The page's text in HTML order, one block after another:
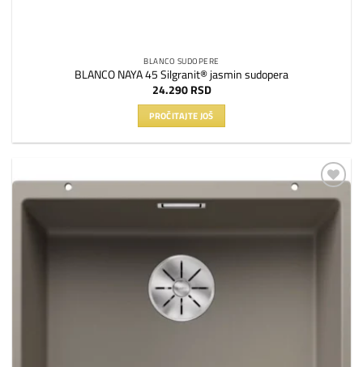
BLANCO SUDOPERE
BLANCO NAYA 45 Silgranit® jasmin sudopera
24.290 RSD
PROČITAJTE JOŠ
Dodaj